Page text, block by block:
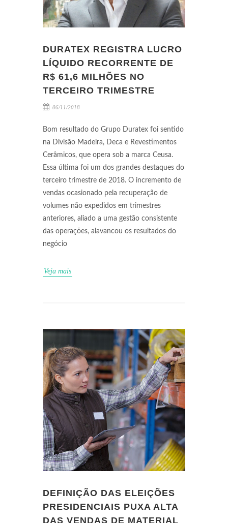
DURATEX REGISTRA LUCRO
LÍQUIDO RECORRENTE DE
R$ 61,6 MILHÕES NO
TERCEIRO TRIMESTRE
06/11/2018
Bom resultado do Grupo Duratex foi sentido
na Divisão Madeira, Deca e Revestimentos
Cerâmicos, que opera sob a marca Ceusa.
Essa última foi um dos grandes destaques do
terceiro trimestre de 2018. O incremento de
vendas ocasionado pela recuperação de
volumes não expedidos em trimestres
anteriores, aliado a uma gestão consistente
das operações, alavancou os resultados do
negócio
Veja mais
DEFINIÇÃO DAS ELEIÇÕES
PRESIDENCIAIS PUXA ALTA
DAS VENDAS DE MATERIAL